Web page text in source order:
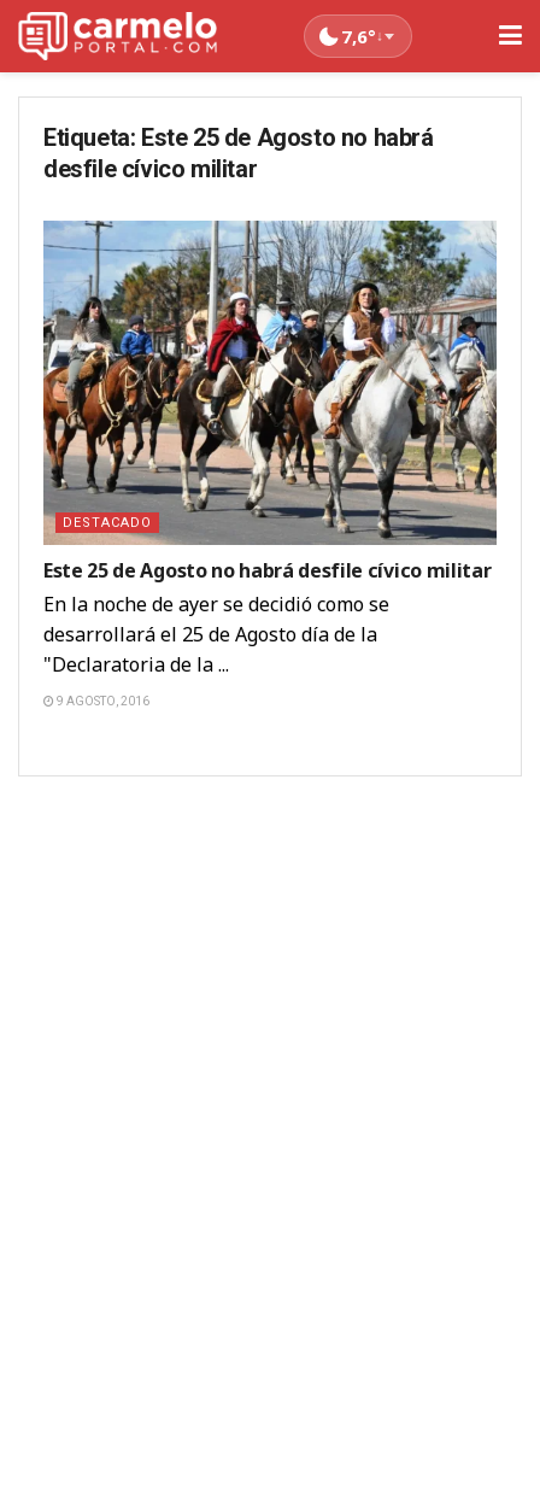
7,6°↓
Etiqueta: Este 25 de Agosto no habrá
desfile cívico militar
DESTACADO
Este 25 de Agosto no habrá desfile cívico militar
En la noche de ayer se decidió como se
desarrollará el 25 de Agosto día de la
"Declaratoria de la ...
9 AGOSTO, 2016